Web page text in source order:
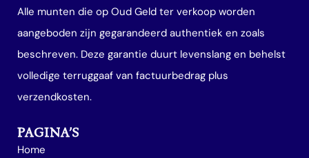
Alle munten die op Oud Geld ter verkoop worden
aangeboden zijn gegarandeerd authentiek en zoals
beschreven. Deze garantie duurt levenslang en behelst
volledige terruggaaf van factuurbedrag plus
verzendkosten.
PAGINA’S
Home